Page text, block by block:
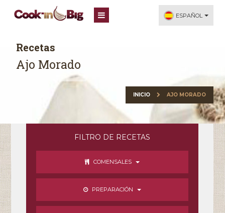
ESPAÑOL
Recetas
Ajo Morado
INICIO AJO MORADO
FILTRO DE RECETAS
COMENSALES
PREPARACIÓN